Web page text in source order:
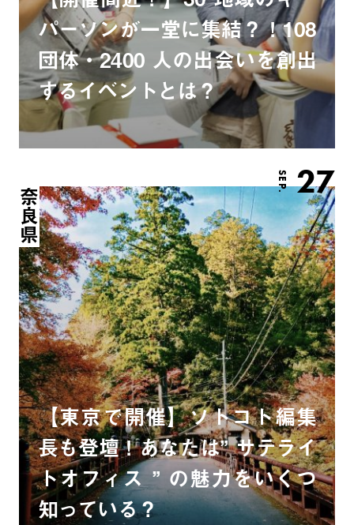
パーソンが一堂に集結？！108
団体・2400 人の出会いを創出
するイベントとは？
SEP. 27
奈良県
【東京で開催】ソトコト編集
長も登壇！あなたは” サテライ
トオフィス ” の魅力をいくつ
知っている？